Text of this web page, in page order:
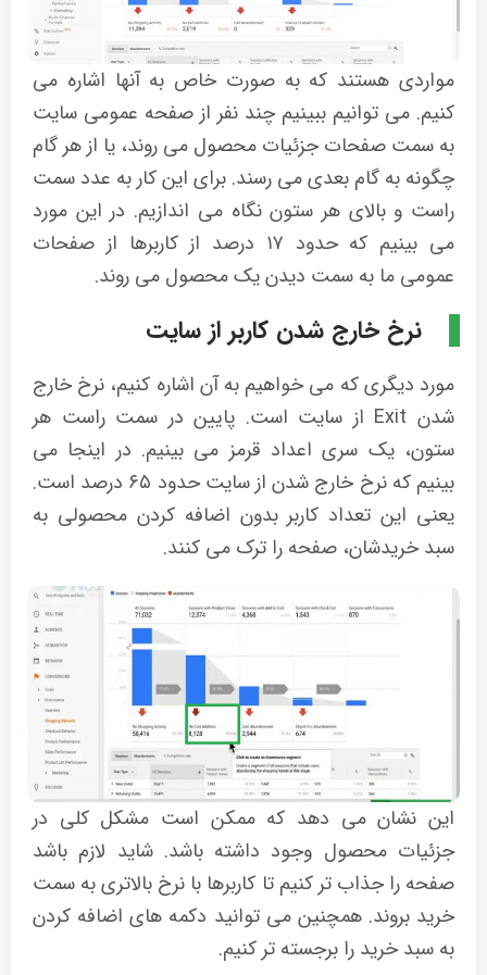
مواردی هستند که به صورت خاص به آنها اشاره می
کنیم. می توانیم ببینیم چند نفر از صفحه عمومی سایت
به سمت صفحات جزئیات محصول می روند، یا از هر گام
چگونه به گام بعدی می رسند. برای این کار به عدد سمت
راست و بالای هر ستون نگاه می اندازیم. در این مورد
می بینیم که حدود ۱۷ درصد از کاربرها از صفحات
عمومی ما به سمت دیدن یک محصول می روند.
نرخ خارج شدن کاربر از سایت
مورد دیگری که می خواهیم به آن اشاره کنیم، نرخ خارج
شدن Exit از سایت است. پایین در سمت راست هر
ستون، یک سری اعداد قرمز می بینیم. در اینجا می
بینیم که نرخ خارج شدن از سایت حدود ۶۵ درصد است.
یعنی این تعداد کاربر بدون اضافه کردن محصولی به
سبد خریدشان، صفحه را ترک می کنند.
این نشان می دهد که ممکن است مشکل کلی در
جزئیات محصول وجود داشته باشد. شاید لازم باشد
صفحه را جذاب تر کنیم تا کاربرها با نرخ بالاتری به سمت
خرید بروند. همچنین می توانید دکمه های اضافه کردن
به سبد خرید را برجسته تر کنیم.